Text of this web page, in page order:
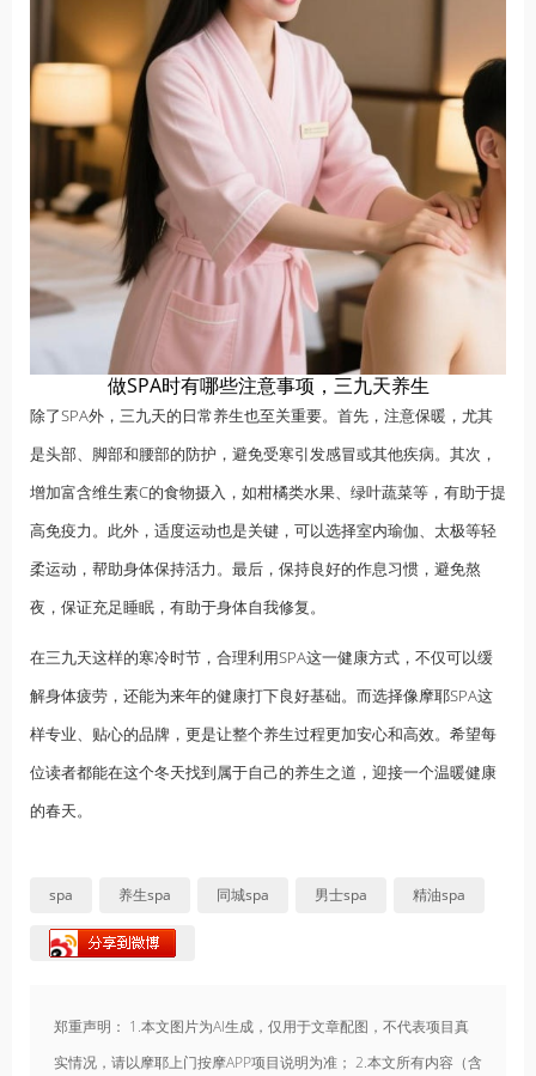
做SPA时有哪些注意事项，三九天养生
除了SPA外，三九天的日常养生也至关重要。首先，注意保暖，尤其
是头部、脚部和腰部的防护，避免受寒引发感冒或其他疾病。其次，
增加富含维生素C的食物摄入，如柑橘类水果、绿叶蔬菜等，有助于提
高免疫力。此外，适度运动也是关键，可以选择室内瑜伽、太极等轻
柔运动，帮助身体保持活力。最后，保持良好的作息习惯，避免熬
夜，保证充足睡眠，有助于身体自我修复。
在三九天这样的寒冷时节，合理利用SPA这一健康方式，不仅可以缓
解身体疲劳，还能为来年的健康打下良好基础。而选择像摩耶SPA这
样专业、贴心的品牌，更是让整个养生过程更加安心和高效。希望每
位读者都能在这个冬天找到属于自己的养生之道，迎接一个温暖健康
的春天。
spa 养生spa 同城spa 男士spa 精油spa
郑重声明： 1.本文图片为AI生成，仅用于文章配图，不代表项目真
实情况，请以摩耶上门按摩APP项目说明为准； 2.本文所有内容（含